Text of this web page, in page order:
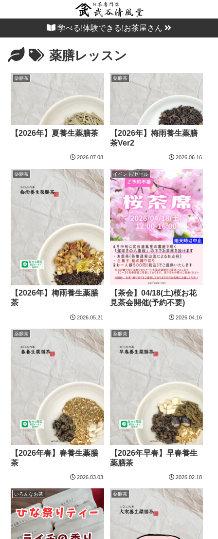
学べる!体験できる!お茶屋さん
薬膳レッスン
薬膳茶
【2026年】夏養生薬膳茶
2026.07.08
薬膳茶
【2026年】梅雨養生薬膳
茶Ver2
2026.06.16
薬膳茶
【2026年】梅雨養生薬膳
茶
2026.05.21
イベント/セール
【茶会】04/18(土)桜お花
見茶会開催(予約不要)
2026.04.16
薬膳茶
【2026年春】春養生薬膳
茶
2026.03.03
薬膳茶
【2026年早春】早春養生
薬膳茶
2026.02.18
いろんなお茶 薬膳茶